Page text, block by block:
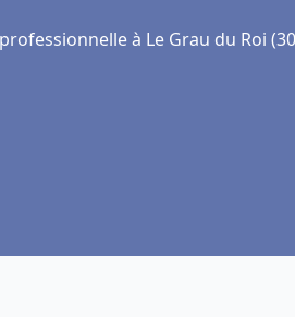
à Le Grau du Roi